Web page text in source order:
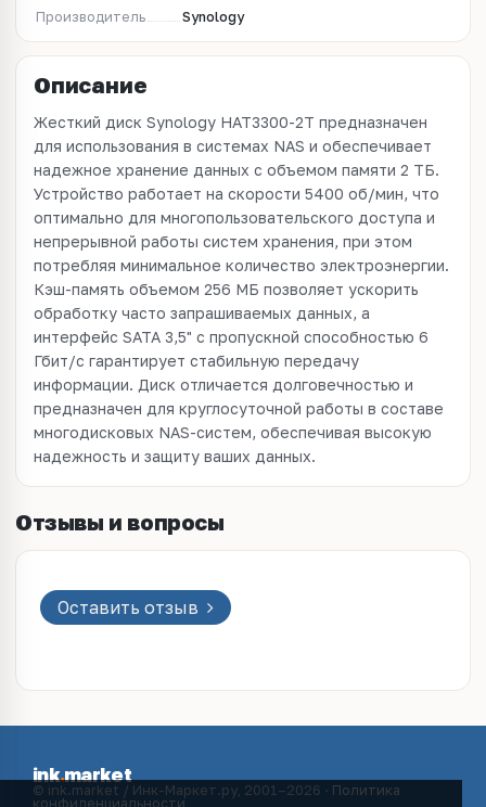
Производитель Synology
Описание
Жесткий диск Synology HAT3300-2T предназначен
для использования в системах NAS и обеспечивает
надежное хранение данных с объемом памяти 2 ТБ.
Устройство работает на скорости 5400 об/мин, что
оптимально для многопользовательского доступа и
непрерывной работы систем хранения, при этом
потребляя минимальное количество электроэнергии.
Кэш-память объемом 256 МБ позволяет ускорить
обработку часто запрашиваемых данных, а
интерфейс SATA 3,5" с пропускной способностью 6
Гбит/с гарантирует стабильную передачу
информации. Диск отличается долговечностью и
предназначен для круглосуточной работы в составе
многодисковых NAS-систем, обеспечивая высокую
надежность и защиту ваших данных.
Отзывы и вопросы
Оставить отзыв
ink.market
© ink.market / Инк-Маркет.ру, 2001–2026 · Политика
конфиденциальности